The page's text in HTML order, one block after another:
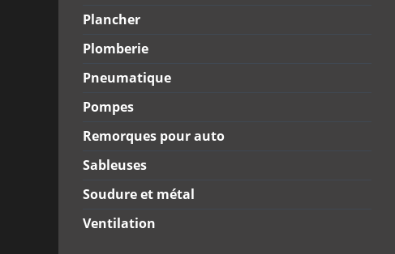
Plancher
Plomberie
Pneumatique
Pompes
Remorques pour auto
Sableuses
Soudure et métal
Ventilation